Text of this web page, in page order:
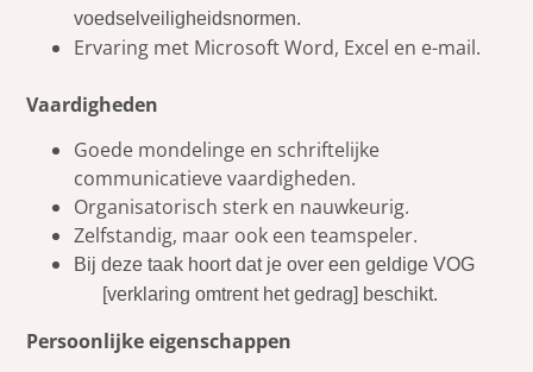
voedselveiligheidsnormen.
Ervaring met Microsoft Word, Excel en e-mail.
Vaardigheden
Goede mondelinge en schriftelijke
communicatieve vaardigheden.
Organisatorisch sterk en nauwkeurig.
Zelfstandig, maar ook een teamspeler.
Bij deze taak hoort dat je over een geldige VOG
[verklaring omtrent het gedrag] beschikt.
Persoonlijke eigenschappen